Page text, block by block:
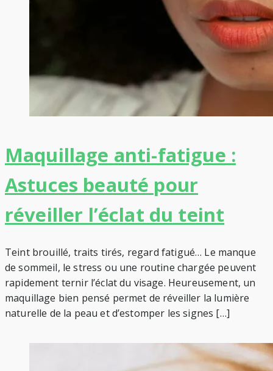
Maquillage anti-fatigue :
Astuces beauté pour
réveiller l’éclat du teint
Teint brouillé, traits tirés, regard fatigué… Le manque
de sommeil, le stress ou une routine chargée peuvent
rapidement ternir l’éclat du visage. Heureusement, un
maquillage bien pensé permet de réveiller la lumière
naturelle de la peau et d’estomper les signes […]